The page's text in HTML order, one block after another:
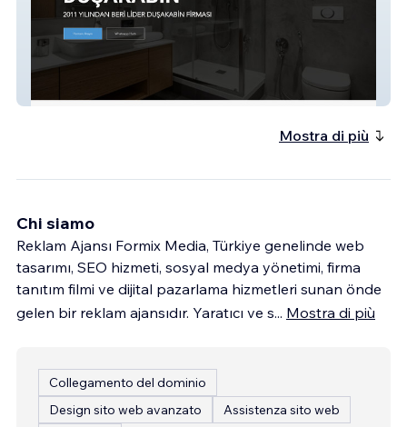
Adana Duşakabin
Mostra di più
Chi siamo
Reklam Ajansı Formix Media, Türkiye genelinde web
tasarımı, SEO hizmeti, sosyal medya yönetimi, firma
tanıtım filmi ve dijital pazarlama hizmetleri sunan önde
gelen bir reklam ajansıdır. Yaratıcı ve s... Mostra di più
Collegamento del dominio
Design sito web avanzato
Assistenza sito web